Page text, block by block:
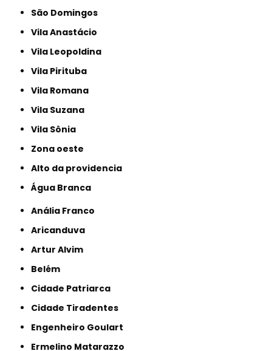
São Domingos
Vila Anastácio
Vila Leopoldina
Vila Pirituba
Vila Romana
Vila Suzana
Vila Sônia
Zona oeste
alto da providencia
Água Branca
Anália Franco
Aricanduva
Artur Alvim
Belém
Cidade Patriarca
Cidade Tiradentes
Engenheiro Goulart
Ermelino Matarazzo